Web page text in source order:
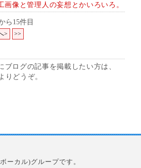
画像と管理人の妄想とかいろいろ。
ら15件目
> >>
ブログの記事を掲載したい方は、
りどうぞ。
ーカル)グループです。